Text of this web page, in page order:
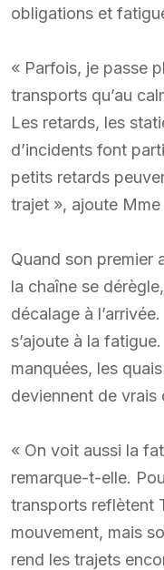
obligations et
« Parfois, je passe
transports qu’au
Les retards, les
d’incidents font
petits retards
trajet », ajoute
Quand son premier
la chaîne se
décalage à
s’ajoute à la
manquées, les
deviennent de vrais
« On voit aussi la
remarque-t-elle.
transports reflètent
mouvement, mais
rend les trajets